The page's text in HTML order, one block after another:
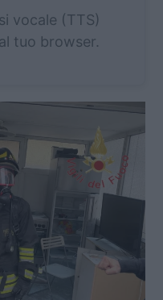
vocale (TTS)
tuo browser.